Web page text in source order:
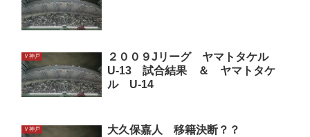
Ｖ神戸
２００９Jリーグ ヤマトタケル
U-13 試合結果 ＆ ヤマトタケ
ル U-14
Ｖ神戸 大久保嘉人 移籍決断？？